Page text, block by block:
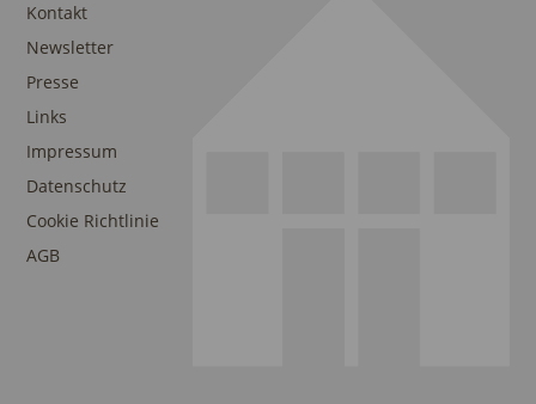
Kontakt
Newsletter
Presse
Links
Impressum
Datenschutz
Cookie Richtlinie
AGB